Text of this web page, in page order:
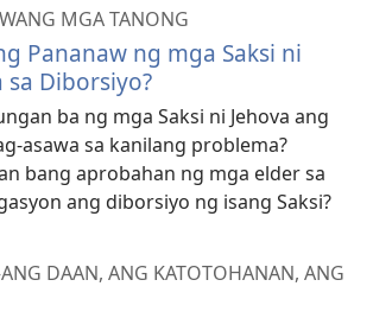
MGA TANONG
Pananaw ng mga Saksi ni
sa Diborsiyo?
ba ng mga Saksi ni Jehova ang
asawa sa kanilang problema?
bang aprobahan ng mga elder sa
ang diborsiyo ng isang Saksi?
DAAN, ANG KATOTOHANAN, ANG